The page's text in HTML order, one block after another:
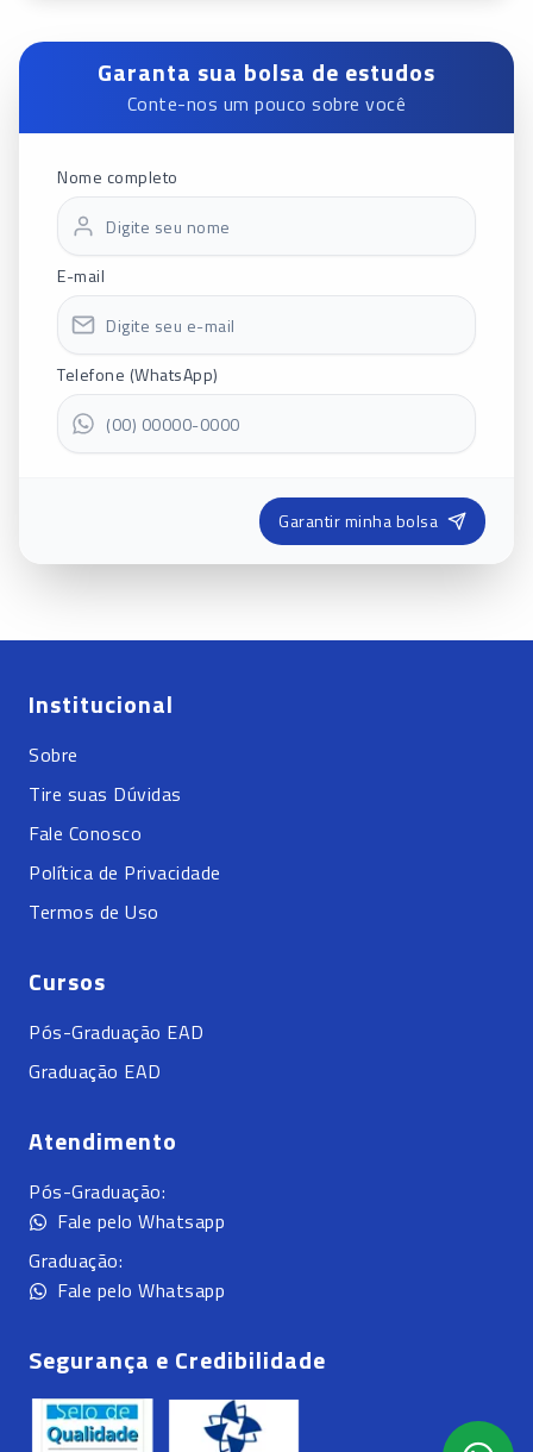
Garanta sua bolsa de estudos
Conte-nos um pouco sobre você
Nome completo
E-mail
Telefone (WhatsApp)
Garantir minha bolsa
Institucional
Sobre
Tire suas Dúvidas
Fale Conosco
Política de Privacidade
Termos de Uso
Cursos
Pós-Graduação EAD
Graduação EAD
Atendimento
Pós-Graduação:
Fale pelo Whatsapp
Graduação:
Fale pelo Whatsapp
Segurança e Credibilidade